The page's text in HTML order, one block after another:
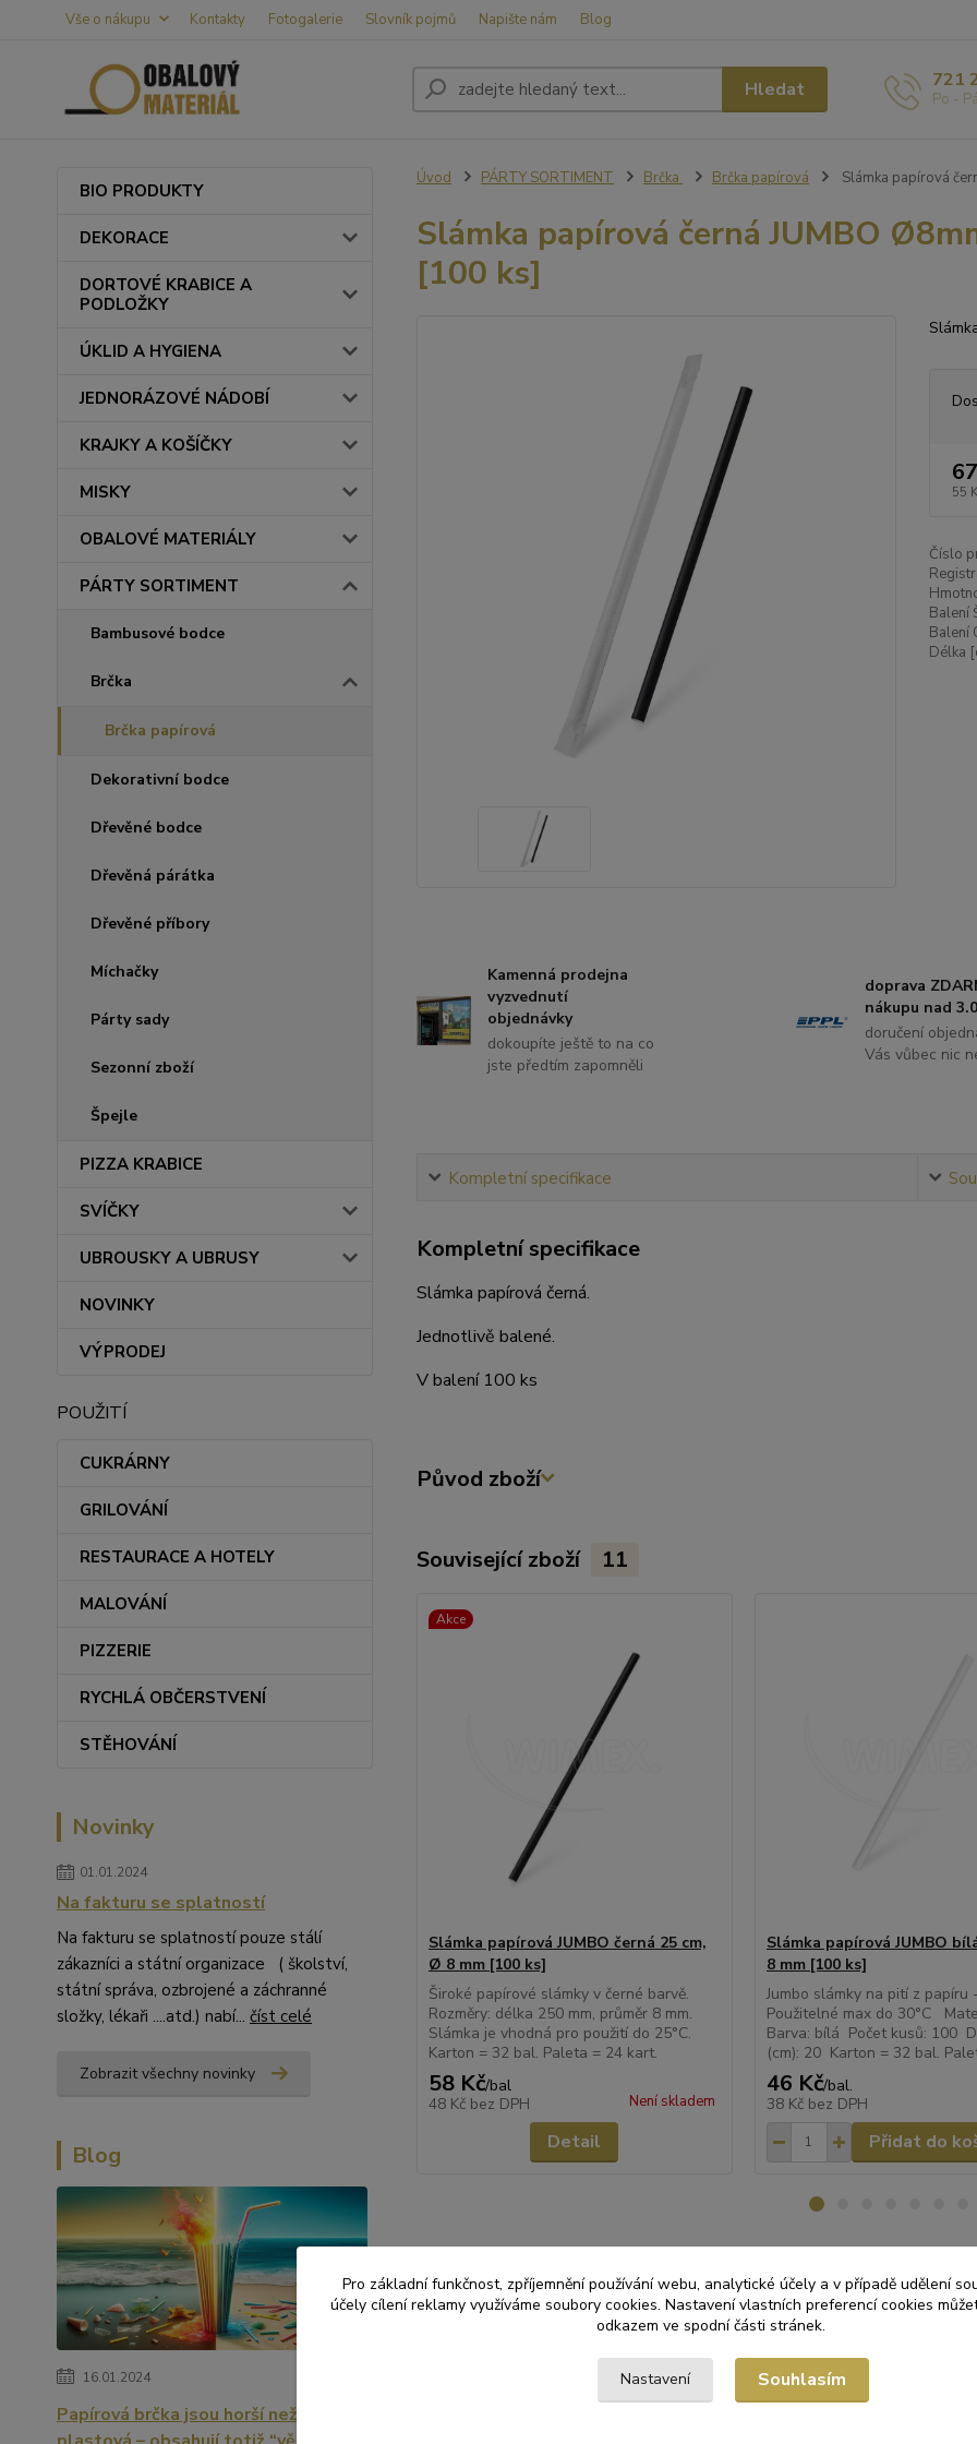
Vše o nákupu Kontakty Fotogalerie Slovník pojmů Napište nám Blog
Hledat 721
Po -
BIO PRODUKTY
DEKORACE
DORTOVÉ KRABICE A
PODLOŽKY
ÚKLID A HYGIENA
JEDNORÁZOVÉ NÁDOBÍ
KRAJKY A KOŠÍČKY
MISKY
OBALOVÉ MATERIÁLY
PÁRTY SORTIMENT
Bambusové bodce
Brčka
Brčka papírová
Dekorativní bodce
Dřevěné bodce
Dřevěná párátka
Dřevěné příbory
Míchačky
Párty sady
Sezonní zboží
Špejle
PIZZA KRABICE
SVÍČKY
UBROUSKY A UBRUSY
NOVINKY
VÝPRODEJ
POUŽITÍ
CUKRÁRNY
GRILOVÁNÍ
RESTAURACE A HOTELY
MALOVÁNÍ
PIZZERIE
RYCHLÁ OBČERSTVENÍ
STĚHOVÁNÍ
Novinky
01.01.2024
Na fakturu se splatností
Na fakturu se splatností pouze stálí
zákazníci a státní organizace ( školství,
státní správa, ozbrojené a záchranné
složky, lékaři ....atd.) nabí... číst celé
Zobrazit všechny novinky
Blog
16.01.2024
Papírová brčka jsou horší než
Úvod PÁRTY SORTIMENT Brčka Brčka papírová Slámka papírová
Slámka papírová černá JUMBO
[100 ks]
55
Číslo
Balení
Balení
Délka
Kamenná prodejna
vyzvednutí
objednávky
dokoupíte ještě to na co
jste předtím zapomněli
doprava
nákupu nad
doručení
Vás vůbec nic
Kompletní specifikace
Kompletní specifikace
Slámka papírová černá.
Jednotlivě balené.
V balení 100 ks
Původ zboží
Související zboží 11
Akce
Slámka papírová JUMBO černá 25 cm,
Ø 8 mm [100 ks]
Široké papírové slámky v černé barvě.
Rozměry: délka 250 mm, průměr 8 mm.
Slámka je vhodná pro použití do 25°C.
Karton = 32 bal. Paleta = 24 kart.
58 Kč/bal
48 Kč bez DPH Není skladem
Detail
Slámka papírová JUMBO
8 mm [100 ks]
Jumbo slámky na pití z papíru
Použitelné max do 30°C
Barva: bílá Počet kusů: 100
(cm): 20 Karton = 32 bal.
46 Kč/bal.
38 Kč bez DPH
Přidat do
Zboží zařazeno v kategoriích
CUKRÁRNY
Pro základní funkčnost, zpříjemnění používání webu, analytické účely a v případě udělení
účely cílení reklamy využíváme soubory cookies. Nastavení vlastních preferencí cookies
odkazem ve spodní části stránek.
Nastavení Souhlasím